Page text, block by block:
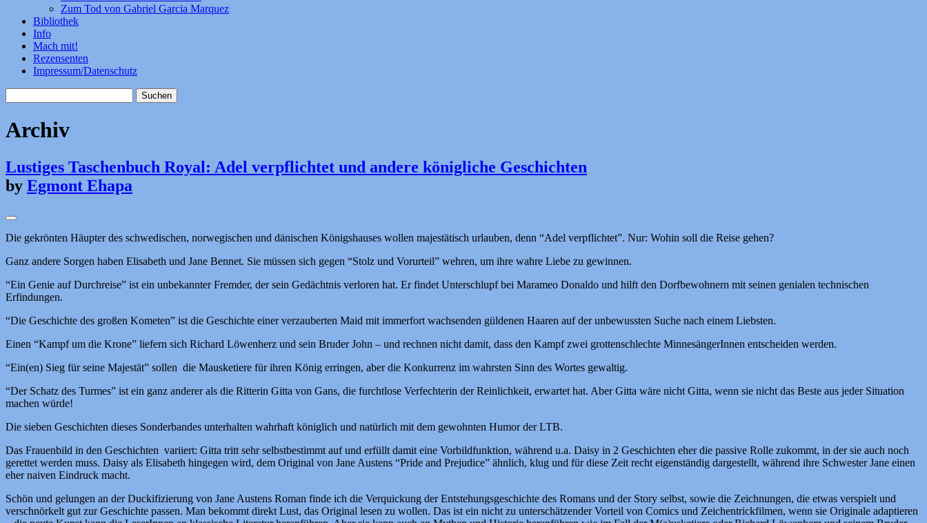
Zum Tod von Gabriel Garcia Marquez
Bibliothek
Info
Mach mit!
Rezensenten
Impressum/Datenschutz
nach:
Archiv
Lustiges Taschenbuch Royal: Adel verpflichtet und andere königliche Geschichten
by Egmont Ehapa
Die gekrönten Häupter des schwedischen, norwegischen und dänischen Königshauses wollen majestätisch urlauben, denn “Adel verpflichtet”. Nur: Wohin soll die Reise gehen?
Ganz andere Sorgen haben Elisabeth und Jane Bennet. Sie müssen sich gegen “Stolz und Vorurteil” wehren, um ihre wahre Liebe zu gewinnen.
“Ein Genie auf Durchreise” ist ein unbekannter Fremder, der sein Gedächtnis verloren hat. Er findet Unterschlupf bei Marameo Donaldo und hilft den Dorfbewohnern mit seinen genialen technischen
Erfindungen.
“Die Geschichte des großen Kometen” ist die Geschichte einer verzauberten Maid mit immerfort wachsenden güldenen Haaren auf der unbewussten Suche nach einem Liebsten.
Einen “Kampf um die Krone” liefern sich Richard Löwenherz und sein Bruder John – und rechnen nicht damit, dass den Kampf zwei grottenschlechte MinnesängerInnen entscheiden werden.
“Ein(en) Sieg für seine Majestät” sollen die Mausketiere für ihren König erringen, aber die Konkurrenz im wahrsten Sinn des Wortes gewaltig.
“Der Schatz des Turmes” ist ein ganz anderer als die Ritterin Gitta von Gans, die furchtlose Verfechterin der Reinlichkeit, erwartet hat. Aber Gitta wäre nicht Gitta, wenn sie nicht das Beste aus jeder Situation
machen würde!
Die sieben Geschichten dieses Sonderbandes unterhalten wahrhaft königlich und natürlich mit dem gewohnten Humor der LTB.
Das Frauenbild in den Geschichten variiert: Gitta tritt sehr selbstbestimmt auf und erfüllt damit eine Vorbildfunktion, während u.a. Daisy in 2 Geschichten eher die passive Rolle zukommt, in der sie auch noch
gerettet werden muss. Daisy als Elisabeth hingegen wird, dem Original von Jane Austens “Pride and Prejudice” ähnlich, klug und für diese Zeit recht eigenständig dargestellt, während ihre Schwester Jane einen
eher naiven Eindruck macht.
Schön und gelungen an der Duckifizierung von Jane Austens Roman finde ich die Verquickung der Entstehungsgeschichte des Romans und der Story selbst, sowie die Zeichnungen, die etwas verspielt und
verschnörkelt gut zur Geschichte passen. Man bekommt direkt Lust, das Original lesen zu wollen. Das ist ein nicht zu unterschätzender Vorteil von Comics und Zeichentrickfilmen, wenn sie Originale adaptieren